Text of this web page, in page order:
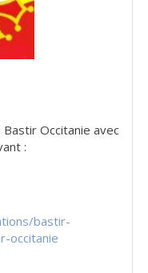
Occitanie avec
:
bastir-
occitanie